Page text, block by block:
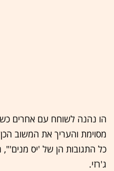
הו נהנה לשוחח עם אחרים
מסוימת והעריך את המשוב
ג'רזי.